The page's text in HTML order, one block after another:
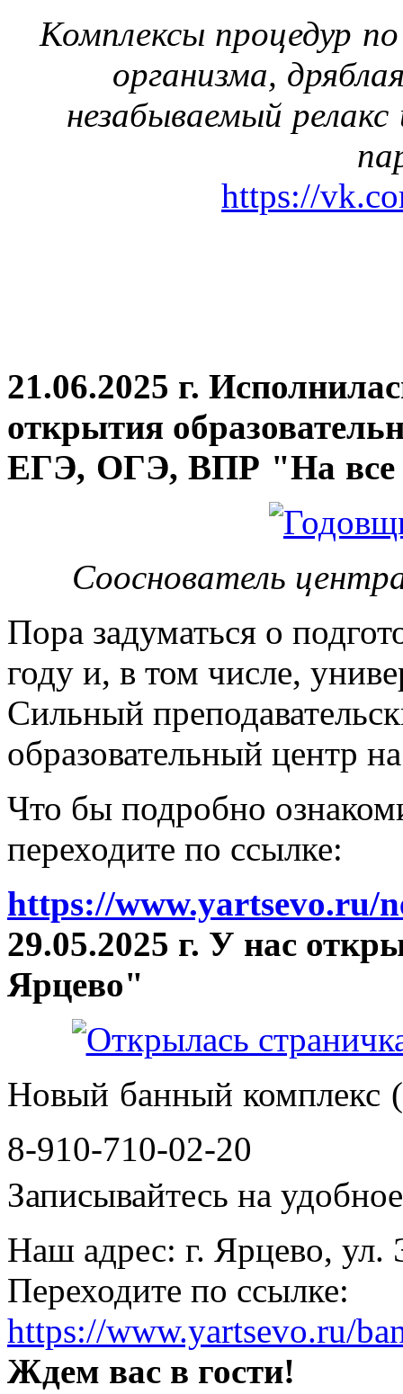
Комплексы процедур
организма,
незабываемый
https://
21.06.2025 г.
открытия
ЕГЭ, ОГЭ, ВПР "На все
Сооснователь
Пора задуматься о
году и, в том числе,
Сильный
образовательный центр
Что бы подробно
переходите по ссылке:
https://www.yartsevo.ru/
29.05.2025 г. У нас
Ярцево"
Новый банный комплекс
8-910-710-02-20
Записывайтесь на
Наш адрес: г. Ярцево, ул.
Переходите по ссылке:
https://www.yartsevo.ru/
Ждем вас в гости!